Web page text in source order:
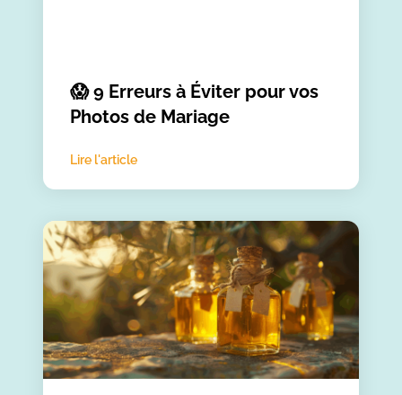
😱 9 Erreurs à Éviter pour vos
Photos de Mariage
Lire l'article